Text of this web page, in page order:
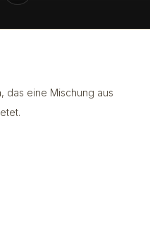
das eine Mischung aus